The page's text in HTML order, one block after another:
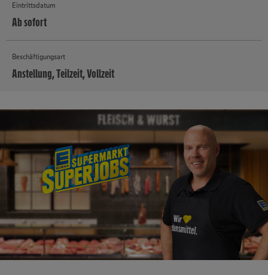
Eintrittsdatum
Ab sofort
Beschäftigungsart
Anstellung, Teilzeit, Vollzeit